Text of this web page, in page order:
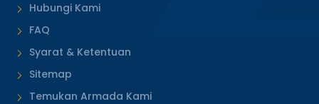
Hubungi Kami
FAQ
Syarat & Ketentuan
Sitemap
Temukan Armada Kami